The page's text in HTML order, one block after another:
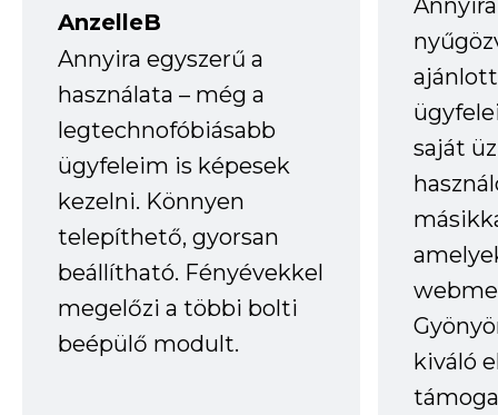
AnzelleB
Annyira egyszerű a
használata – még a
legtechnofóbiásabb
ügyfeleim is képesek
kezelni. Könnyen
telepíthető, gyorsan
beállítható. Fényévekkel
megelőzi a többi bolti
beépülő modult.
saját
kiváló